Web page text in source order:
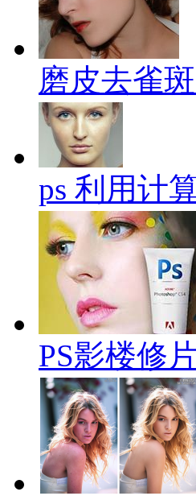
磨皮去雀
ps 利用计
PS影楼修